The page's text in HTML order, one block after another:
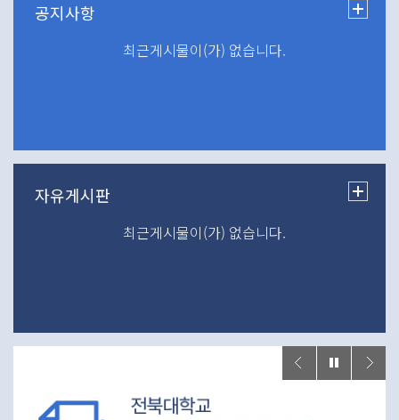
최근게시물이(가) 없습니다.
최근게시물이(가) 없습니다.